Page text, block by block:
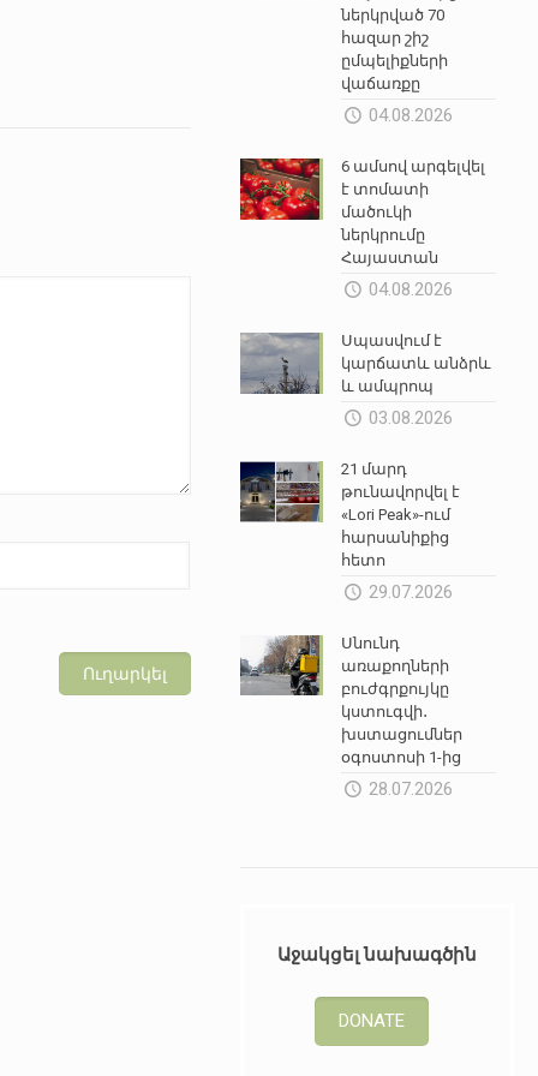
ներկրված 70
հազար շիշ
ըմպելիքների
վաճառքը
04.08.2026
6 ամսով արգելվել
է տոմատի
մածուկի
ներկրումը
Հայաստան
04.08.2026
Սպասվում է
կարճատև անձրև
և ամպրոպ
03.08.2026
21 մարդ
թունավորվել է
«Lori Peak»-ում
հարսանիքից
հետո
29.07.2026
Սնունդ
առաքողների
բուժգրքույկը
կստուգվի․
խստացումներ
օգոստոսի 1-ից
28.07.2026
Աջակցել նախագծին
DONATE